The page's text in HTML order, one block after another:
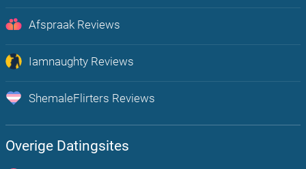
Rijpe Dating is Plezier voor volwassenen Belgen 30+
Afspraak Reviews
Onbeperkt afspraakjes maken, flirten en chatten met mensen uit jou
regio
Iamnaughty Reviews
Op zoek naar Lust? Boost hier je sexleven
ShemaleFlirters Reviews
Overige Datingsites